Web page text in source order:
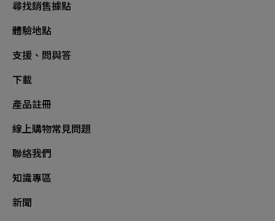
尋找銷售據點
體驗地點
支援、問與答
下載
產品註冊
線上購物常見問題
聯絡我們
知識專區
新聞